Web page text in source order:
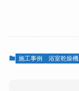
施工事例 浴室乾燥機